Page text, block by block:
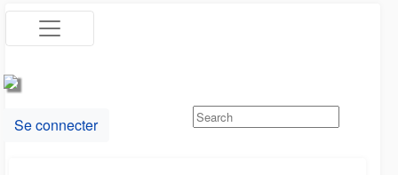
Se connecter